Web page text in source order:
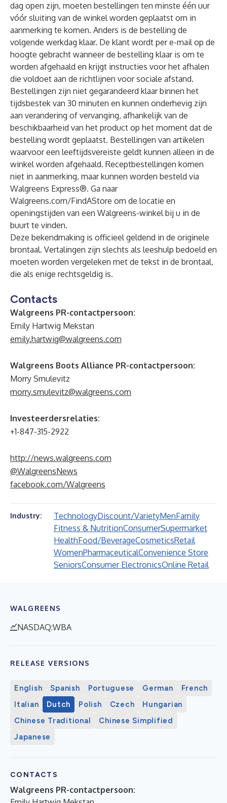
dag open zijn, moeten bestellingen ten minste één uur
vóór sluiting van de winkel worden geplaatst om in
aanmerking te komen. Anders is de bestelling de
volgende werkdag klaar. De klant wordt per e-mail op de
hoogte gebracht wanneer de bestelling klaar is om te
worden afgehaald en krijgt instructies voor het afhalen
die voldoet aan de richtlijnen voor sociale afstand.
Bestellingen zijn niet gegarandeerd klaar binnen het
tijdsbestek van 30 minuten en kunnen onderhevig zijn
aan verandering of vervanging, afhankelijk van de
beschikbaarheid van het product op het moment dat de
bestelling wordt geplaatst. Bestellingen van artikelen
waarvoor een leeftijdsvereiste geldt kunnen alleen in de
winkel worden afgehaald. Receptbestellingen komen
niet in aanmerking, maar kunnen worden besteld via
Walgreens Express®. Ga naar
Walgreens.com/FindAStore om de locatie en
openingstijden van een Walgreens-winkel bij u in de
buurt te vinden.
Deze bekendmaking is officieel geldend in de originele
brontaal. Vertalingen zijn slechts als leeshulp bedoeld en
moeten worden vergeleken met de tekst in de brontaal,
die als enige rechtsgeldig is.
Contacts
Walgreens PR-contactpersoon:
Emily Hartwig Mekstan
emily.hartwig@walgreens.com
Walgreens Boots Alliance PR-contactpersoon:
Morry Smulevitz
morry.smulevitz@walgreens.com
Investeerdersrelaties:
+1-847-315-2922
http://news.walgreens.com
@WalgreensNews
facebook.com/Walgreens
Industry: TechnologyDiscount/VarietyMenFamily
Fitness & NutritionConsumerSupermarket
HealthFood/BeverageCosmeticsRetail
WomenPharmaceuticalConvenience Store
SeniorsConsumer ElectronicsOnline Retail
WALGREENS
NASDAQ:WBA
RELEASE VERSIONS
English Spanish Portuguese German
French
Italian
Dutch Polish Czech
Hungarian
Chinese Traditional
Chinese Simplified
Japanese
CONTACTS
Walgreens PR-contactpersoon: